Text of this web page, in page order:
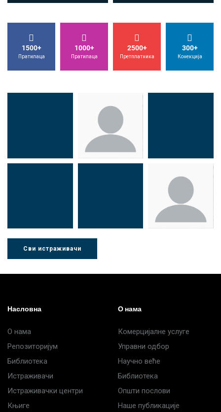
1500+
Пратилаца
1000+
Пратилаца
2500+
Претплатника
300+
Конекција
Др Марија
Ђорић
Сви истраживачи
Насловна
О нама
Репозиторијум
Библиотека
Истраживачи
Истраживачки центри
Књиге
О нама
Комерцијалне услуге
Управни одбор
Научно веће
Библиотека
Општи послови
Наше публикације